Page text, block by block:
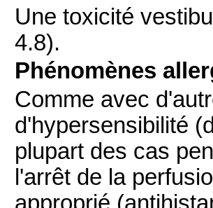
Une toxicité
4.8).
Phénomènes
Comme avec
d'hypersensibilité
plupart des cas
l'arrêt de la
approprié